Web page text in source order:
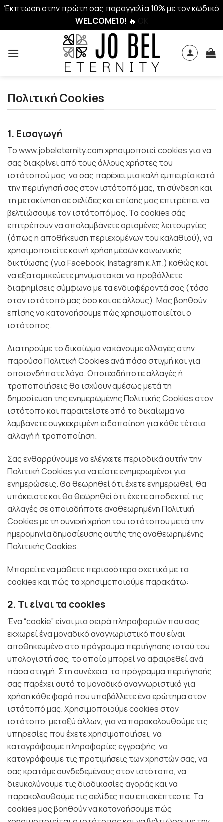
Έκπτωση στην πρώτη σας παραγγελία 10% με τον κωδικό
WELCOME10! 🔥 OK
content
Πολιτική Cookies
1. Εισαγωγή
Το www.jobeleternity.com χρησιμοποιεί cookies για να
σας διακρίνει από τους άλλους χρήστες του
ιστότοπού μας, να σας παρέχει μια καλή εμπειρία κατά
την περιήγησή σας στον ιστότοπό μας, τη σύνδεση και
τη μετακίνηση σε σελίδες και επίσης μας επιτρέπει να
βελτιώσουμε τον ιστότοπό μας. Τα cookies σάς
επιτρέπουν να απολαμβάνετε ορισμένες λειτουργίες
(όπως η αποθήκευση περιεχομένων του καλαθιού), να
χρησιμοποιείτε κοινή χρήση μέσων κοινωνικής
δικτύωσης (για Facebook, Instagram κ.λπ.) καθώς και
να εξατομικεύετε μηνύματα και να προβάλλετε
διαφημίσεις σύμφωνα με τα ενδιαφέροντά σας (τόσο
στον ιστότοπό μας όσο και σε άλλους). Μας βοηθούν
επίσης να κατανοήσουμε πώς χρησιμοποιείται ο
ιστότοπος.
Διατηρούμε το δικαίωμα να κάνουμε αλλαγές στην
παρούσα Πολιτική Cookies ανά πάσα στιγμή και για
οποιονδήποτε λόγο. Οποιεσδήποτε αλλαγές ή
τροποποιήσεις θα ισχύουν αμέσως μετά τη
δημοσίευση της ενημερωμένης Πολιτικής Cookies στον
ιστότοπο και παραιτείστε από το δικαίωμα να
λαμβάνετε συγκεκριμένη ειδοποίηση για κάθε τέτοια
αλλαγή ή τροποποίηση.
Σας ενθαρρύνουμε να ελέγχετε περιοδικά αυτήν την
Πολιτική Cookies για να είστε ενημερωμένοι για
ενημερώσεις. Θα θεωρηθεί ότι έχετε ενημερωθεί, θα
υπόκειστε και θα θεωρηθεί ότι έχετε αποδεχτεί τις
αλλαγές σε οποιαδήποτε αναθεωρημένη Πολιτική
Cookies με τη συνεχή χρήση του ιστότοπου μετά την
ημερομηνία δημοσίευσης αυτής της αναθεωρημένης
Πολιτικής Cookies.
Μπορείτε να μάθετε περισσότερα σχετικά με τα
cookies και πώς τα χρησιμοποιούμε παρακάτω:
2. Τι είναι τα cookies
Ένα “cookie” είναι μια σειρά πληροφοριών που σας
εκχωρεί ένα μοναδικό αναγνωριστικό που είναι
αποθηκευμένο στο πρόγραμμα περιήγησης ιστού του
υπολογιστή σας, το οποίο μπορεί να αφαιρεθεί ανά
πάσα στιγμή. Στη συνέχεια, το πρόγραμμα περιήγησής
σας παρέχει αυτό το μοναδικό αναγνωριστικό για
χρήση κάθε φορά που υποβάλλετε ένα ερώτημα στον
ιστότοπό μας. Χρησιμοποιούμε cookies στον
ιστότοπο, μεταξύ άλλων, για να παρακολουθούμε τις
υπηρεσίες που έχετε χρησιμοποιήσει, να
καταγράφουμε πληροφορίες εγγραφής, να
καταγράφουμε τις προτιμήσεις των χρηστών σας, να
σας κρατάμε συνδεδεμένους στον ιστότοπο, να
διευκολύνουμε τις διαδικασίες αγοράς και να
παρακολουθούμε τις σελίδες που επισκέπτεστε. Τα
cookies μας βοηθούν να κατανοήσουμε πώς